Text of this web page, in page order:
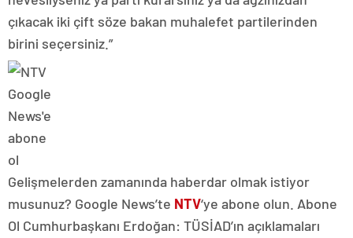
çıkacak iki çift söze bakan muhalefet partilerinden
birini seçersiniz.”
Gelişmelerden zamanında haberdar olmak istiyor
musunuz? Google News’te NTV‘ye abone olun. Abone
Ol Cumhurbaşkanı Erdoğan: TÜSİAD’ın açıklamaları